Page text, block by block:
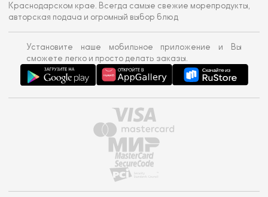
Краснодарском крае. Всегда самые свежие морепродукты,
авторская подача и огромный выбор блюд
Установите наше мобильное приложение и Вы
сможете легко и просто делать заказы.